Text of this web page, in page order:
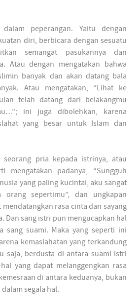
peperangan. Yaitu dengan
diri, berbicara dengan sesuatu
semangat pasukannya dan
Atau dengan mengatakan bahwa
banyak dan akan datang bala
Atau mengatakan, “Lihat ke
telah datang dari belakangmu
ini juga dibolehkan, karena
yang besar untuk Islam dan
seorang pria kepada istrinya, atau
mengatakan padanya, “Sungguh
yang paling kucintai, aku sangat
orang sepertimu”, dan ungkapan
mendatangkan rasa cinta dan sayang
Dan sang istri pun mengucapkan hal
sang suami. Maka yang seperti ini
kemaslahatan yang terkandung
saja, berdusta di antara suami-istri
yang dapat melanggengkan rasa
di antara keduanya, bukan
segala hal.